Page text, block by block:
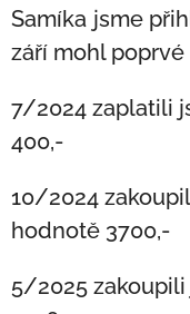
Samíka jsme
září mohl
7/2024 zaplatili
400,-
10/2024
hodnotě 3700,-
5/2025